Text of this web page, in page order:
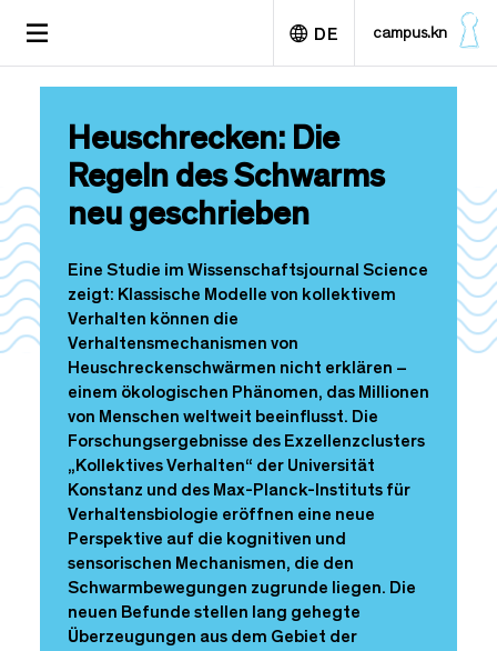
m
n
h
l
t
TOGGLE
DE campus.kn
Heuschrecken: Die
Regeln des Schwarms
neu geschrieben
Eine Studie im Wissenschaftsjournal Science
zeigt: Klassische Modelle von kollektivem
Verhalten können die
Verhaltensmechanismen von
Heuschreckenschwärmen nicht erklären –
einem ökologischen Phänomen, das Millionen
von Menschen weltweit beeinflusst. Die
Forschungsergebnisse des Exzellenzclusters
„Kollektives Verhalten“ der Universität
Konstanz und des Max-Planck-Instituts für
Verhaltensbiologie eröffnen eine neue
Perspektive auf die kognitiven und
sensorischen Mechanismen, die den
Schwarmbewegungen zugrunde liegen. Die
neuen Befunde stellen lang gehegte
Überzeugungen aus dem Gebiet der